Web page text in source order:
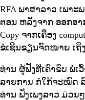
RFA ພາສາລາວ ເພາະ
ຕອນ ຫລັງຈາກ ອອກອາ
Copy ຈາກເຄື່ອງ
ຂໍເຊີນຂຽນຈົດໝາຍ ເຖິ
ທ່ານ ຜູ້ຟັງທີ່ເຄົາຣົບ ພໍເ
ລາຍການ ກໍໃກ້ຈະໝົດ ລົ
ທ່ານ ຟັງເພງລາວ ມ່ວນ